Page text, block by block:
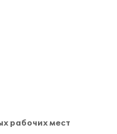
рабочих мест